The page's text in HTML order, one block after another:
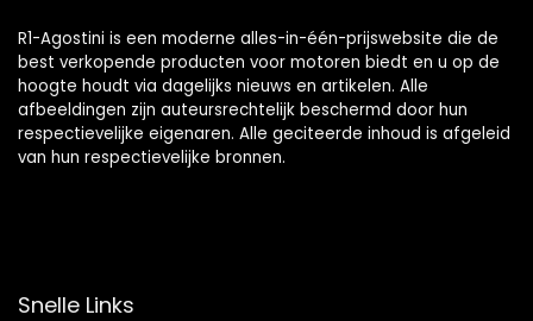
R1-Agostini is een moderne alles-in-één-prijswebsite die de
best verkopende producten voor motoren biedt en u op de
hoogte houdt via dagelijks nieuws en artikelen. Alle
afbeeldingen zijn auteursrechtelijk beschermd door hun
respectievelijke eigenaren. Alle geciteerde inhoud is afgeleid
van hun respectievelijke bronnen.
Snelle Links